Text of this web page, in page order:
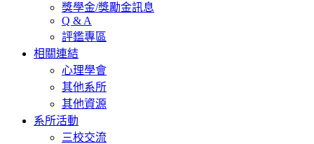
獎學金/獎勵金訊息
Q & A
評鑑專區
相關連結
心理學會
其他系所
其他資源
系所活動
三校交流